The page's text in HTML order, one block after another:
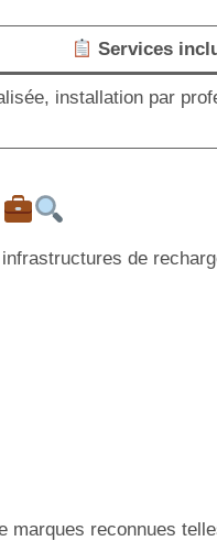
Services
installation par
de
marques reconnues